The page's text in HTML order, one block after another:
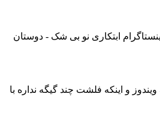
ابتکاری نو بی شک - دوستان
و اینکه فلشت چند گیگه نداره با